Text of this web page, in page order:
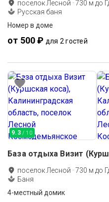
поселок Лесной ·730 м до
Русская баня
Номер в доме
от 500 ₽ для 2 гостей
9.3 / 10
База отдыха Визит
поселок Лесной ·730 м до
Баня
4-местный домик